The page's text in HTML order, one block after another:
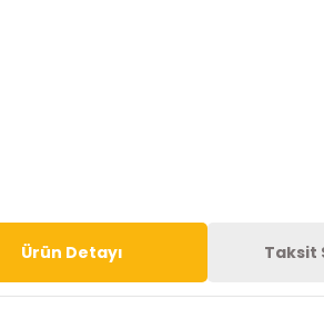
Ürün Detayı Taksit